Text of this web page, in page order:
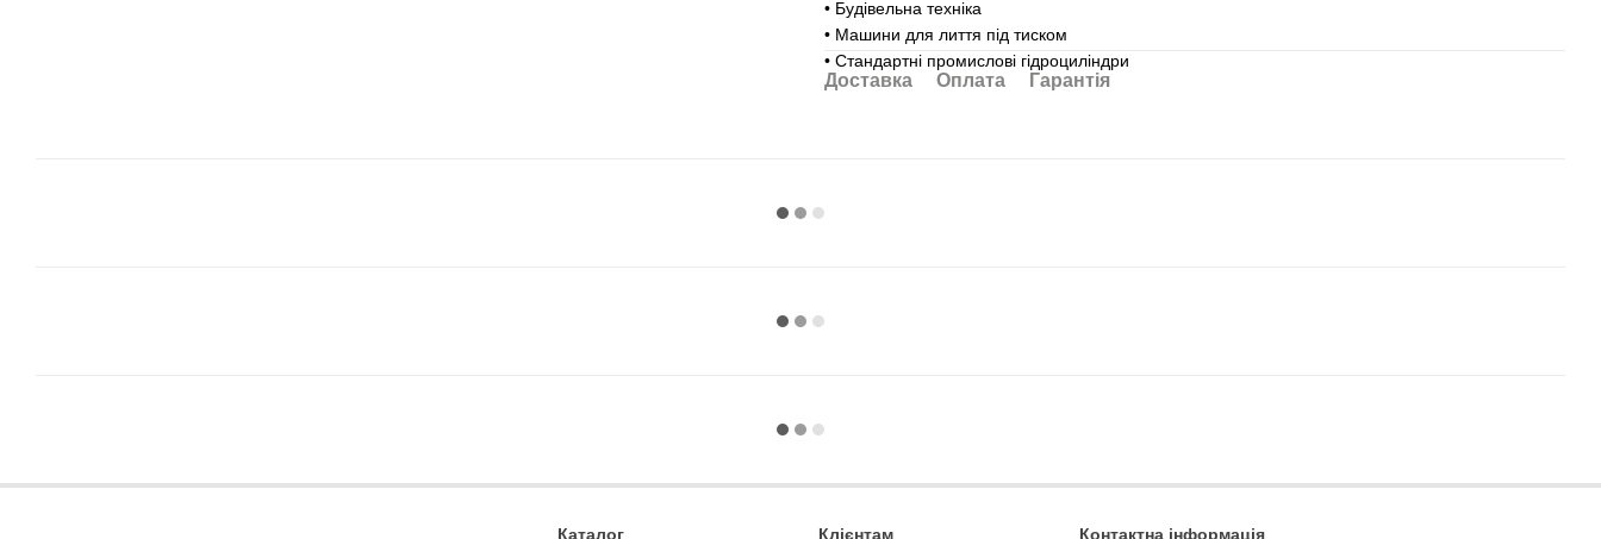
• Будівельна техніка
• Машини для лиття під тиском
• Стандартні промислові гідроциліндри
Доставка Оплата Гарантія
Каталог Клієнтам Контактна інформація